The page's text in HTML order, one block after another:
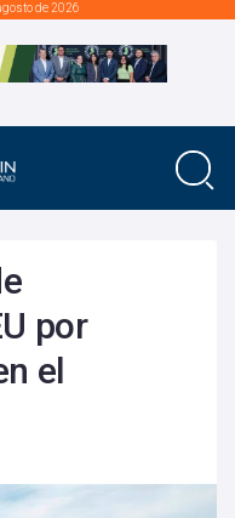
de 2026
por
el